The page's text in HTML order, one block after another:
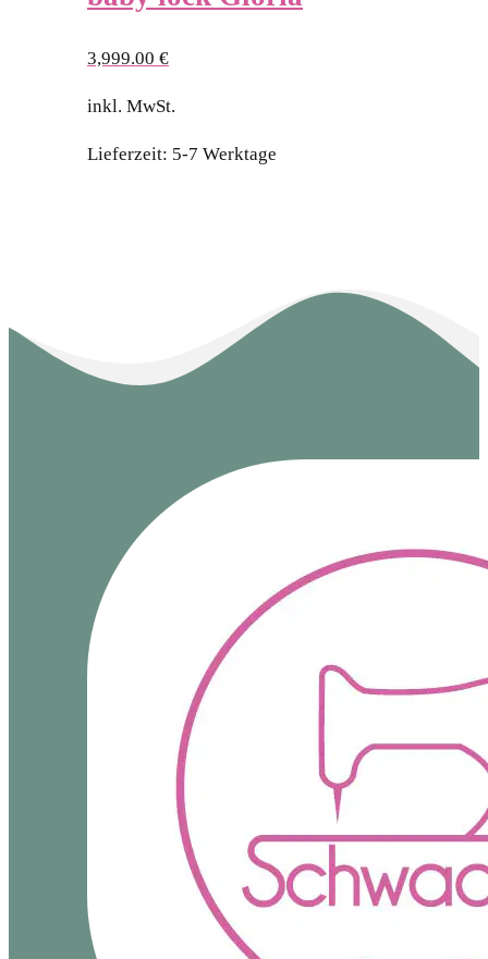
3,999.00 €
inkl. MwSt.
Lieferzeit: 5-7 Werktage